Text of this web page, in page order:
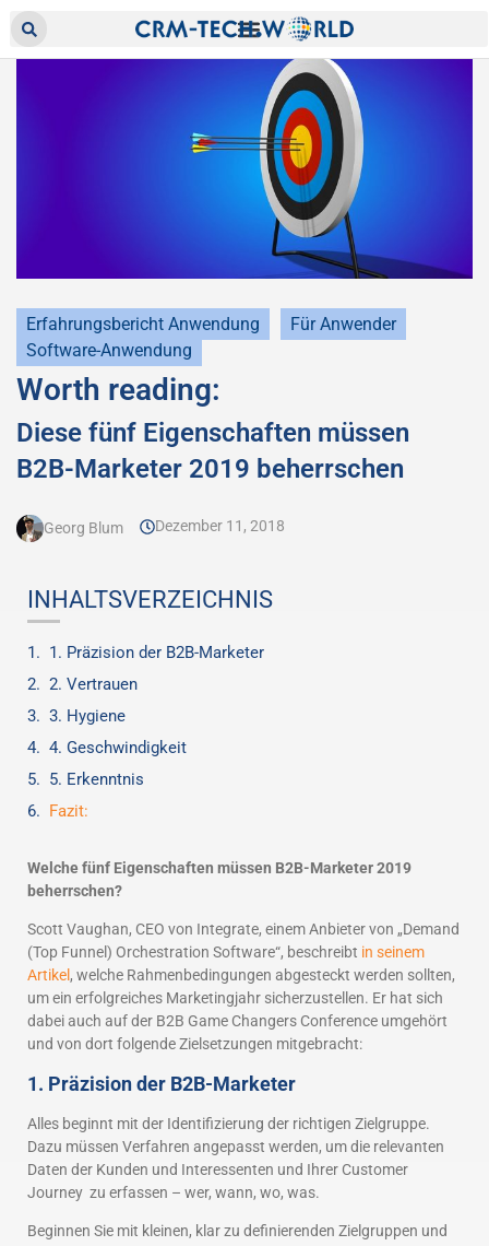
Erfahrungsbericht Anwendung
Für Anwender
Software-Anwendung
Worth reading:
Diese fünf Eigenschaften müssen
B2B-Marketer 2019 beherrschen
Georg Blum Dezember 11, 2018
INHALTSVERZEICHNIS
1. Präzision der B2B-Marketer
2. Vertrauen
3. Hygiene
4. Geschwindigkeit
5. Erkenntnis
Fazit:
Welche fünf Eigenschaften müssen B2B-Marketer 2019
beherrschen?
Scott Vaughan, CEO von Integrate, einem Anbieter von „Demand
(Top Funnel) Orchestration Software“, beschreibt in seinem
Artikel , welche Rahmenbedingungen abgesteckt werden sollten,
um ein erfolgreiches Marketingjahr sicherzustellen. Er hat sich
dabei auch auf der B2B Game Changers Conference umgehört
und von dort folgende Zielsetzungen mitgebracht:
1. Präzision der B2B-Marketer
Alles beginnt mit der Identifizierung der richtigen Zielgruppe.
Dazu müssen Verfahren angepasst werden, um die relevanten
Daten der Kunden und Interessenten und Ihrer Customer
Journey zu erfassen – wer, wann, wo, was.
Beginnen Sie mit kleinen, klar zu definierenden Zielgruppen und